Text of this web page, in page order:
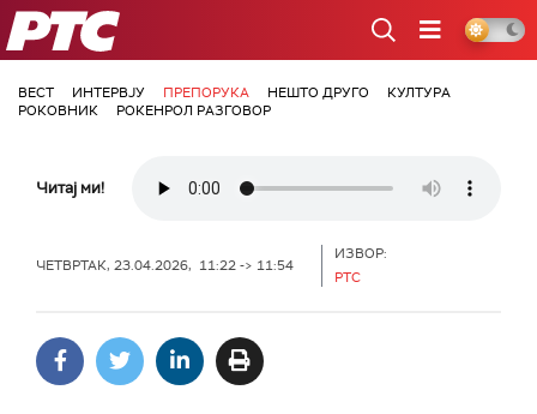
РТС
ВЕСТ ИНТЕРВЈУ ПРЕПОРУКА НЕШТО ДРУГО
КУЛТУРА
РОКОВНИК
РОКЕНРОЛ РАЗГОВОР
Читај ми!
ЧЕТВРТАК, 23.04.2026, 11:22 -> 11:54
ИЗВОР:
РТС